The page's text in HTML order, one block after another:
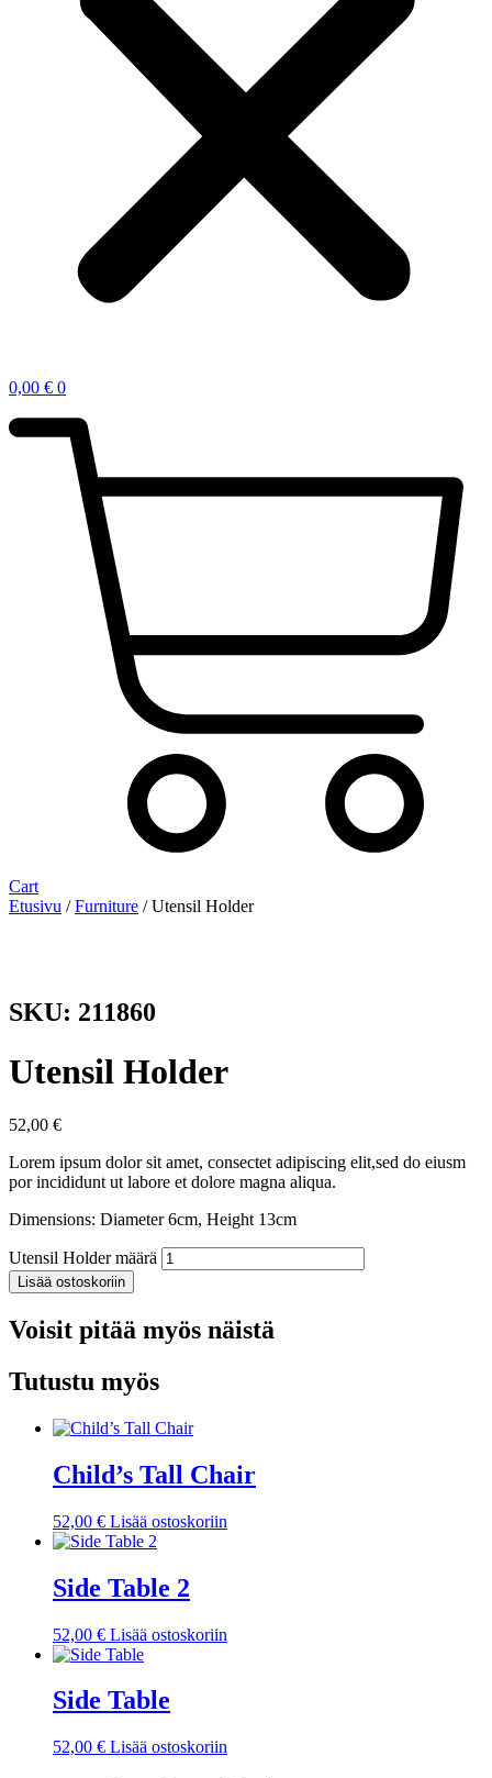
0,00 € 0
Cart
Etusivu /Furniture / Utensil Holder
SKU: 211860
Utensil Holder
52,00 €
Lorem ipsum dolor sit amet, consectet adipiscing elit,sed do eiusm
por incididunt ut labore et dolore magna aliqua.
Dimensions: Diameter 6cm, Height 13cm
Utensil Holder määrä
Lisää ostoskoriin
Voisit pitää myös näistä
Tutustu myös
Child’s Tall Chair
52,00 € Lisää ostoskoriin
Side Table 2
52,00 € Lisää ostoskoriin
Side Table
52,00 € Lisää ostoskoriin